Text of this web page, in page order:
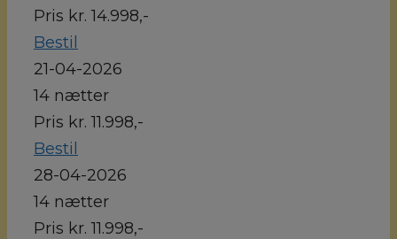
Pris kr. 14.998,-
Bestil
21-04-2026
14 nætter
Pris kr. 11.998,-
Bestil
28-04-2026
14 nætter
Pris kr. 11.998,-